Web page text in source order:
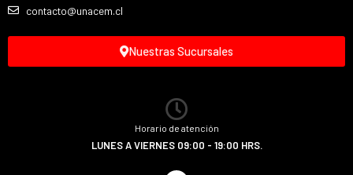
contacto@unacem.cl
Nuestras Sucursales
Horario de atención
LUNES A VIERNES 09:00 - 19:00 HRS.